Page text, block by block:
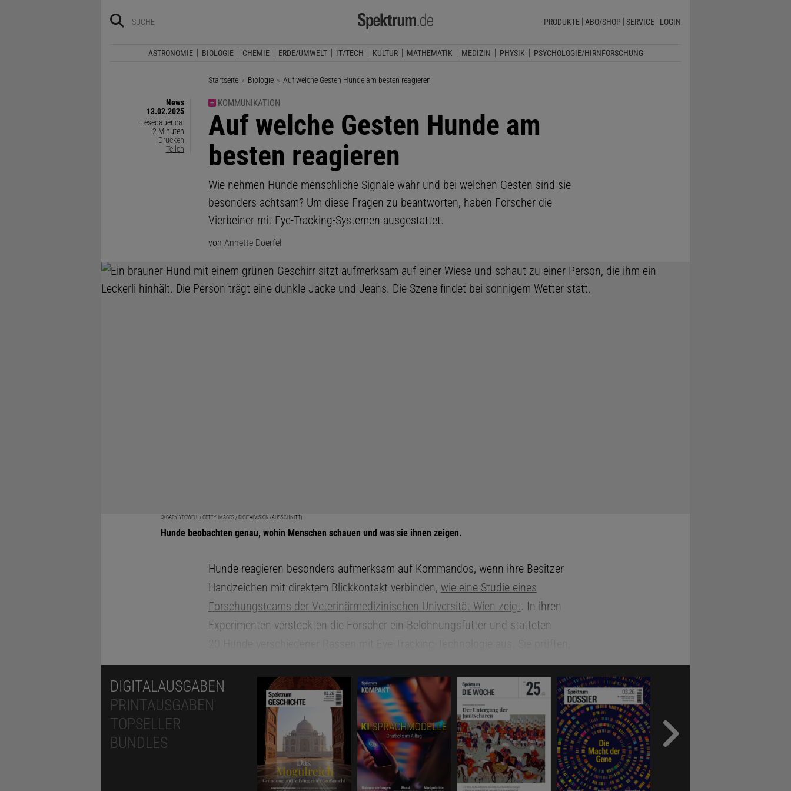
PRODUKTE ABO/SHOP SERVICE LOGIN
ASTRONOMIE BIOLOGIE CHEMIE ERDE/UMWELT IT/TECH KULTUR MATHEMATIK MEDIZIN PHYSIK PSYCHOLOGIE/HIRNFORSCHUNG
Startseite Biologie Aktuelle Seite:
Auf welche Gesten Hunde am besten reagieren
News
13.02.2025
Lesedauer ca.
2 Minuten
Drucken
Teilen
KOMMUNIKATION
:
Auf welche Gesten Hunde am
besten reagieren
Wie nehmen Hunde menschliche Signale wahr und bei welchen Gesten sind sie
besonders achtsam? Um diese Fragen zu beantworten, haben Forscher die
Vierbeiner mit Eye-Tracking-Systemen ausgestattet.
von Annette Doerfel
© GARY YEOWELL / GETTY IMAGES / DIGITALVISION (AUSSCHNITT)
Hunde beobachten genau, wohin Menschen schauen und was sie ihnen zeigen.
Hunde reagieren besonders aufmerksam auf Kommandos, wenn ihre Besitzer
Handzeichen mit direktem Blickkontakt verbinden, wie eine Studie eines
Forschungsteams der Veterinärmedizinischen Universität Wien zeigt. In ihren
Experimenten versteckten die Forscher ein Belohnungsfutter und statteten
wie schnell und präzise jedes Tier auf fünf Szenarien reagierte, bei denen es
unterschiedliche visuelle Hinweise auf das Ziel erhielt. Das Futter war dabei nicht
direkt sichtbar, da es in einer abgedeckten Schüssel lag. Die Eye-Tracking-
Technologie erfasste Blickbewegungen, Fixationspunkte sowie die Reihenfolge
und Geschwindigkeit der Blickwechsel, um festzustellen, worauf sie ihre
Aufmerksamkeit richteten.
Die Ergebnisse zeigten sehr unterschiedliche Reaktionen. Beim einfachen Zeigen
DIGITALAUSGABEN
PRINTAUSGABEN
TOPSELLER
BUNDLES